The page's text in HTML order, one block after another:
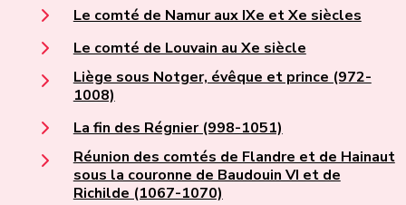
Le comté de Namur aux IXe et Xe siècles
Le comté de Louvain au Xe siècle
Liège sous Notger, évêque et prince (972-
1008)
La fin des Régnier (998-1051)
Réunion des comtés de Flandre et de Hainaut
sous la couronne de Baudouin VI et de
Richilde (1067-1070)